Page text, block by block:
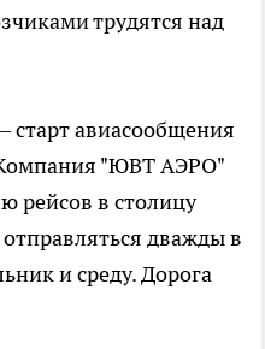
трудятся над
старт авиасообщения
"ЮВТ АЭРО"
рейсов в столицу
отправляться дважды в
и среду. Дорога